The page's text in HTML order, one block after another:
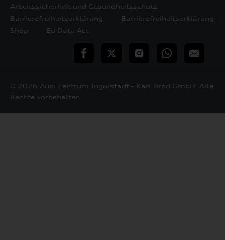
Arbeitssicherheit und Gesundheitsschutz
Barrierefreiheitserklärung
Barrierefreiheitserklärung
Shop
Eu Data Act
teilen Twitter InstagramWhatsApp
E-
© 2026 Audi Zentrum Ingolstadt - Karl Brod GmbH. Alle
Rechte vorbehalten